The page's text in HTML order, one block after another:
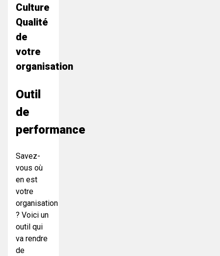
Culture
Qualité
de
votre
organisation
Outil
de
performance
Savez-
vous où
en est
votre
organisation
? Voici un
outil qui
va rendre
de